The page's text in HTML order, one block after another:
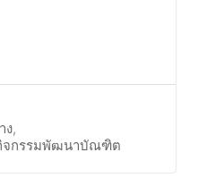
ง,
จกรรมพัฒนาบัณฑิต